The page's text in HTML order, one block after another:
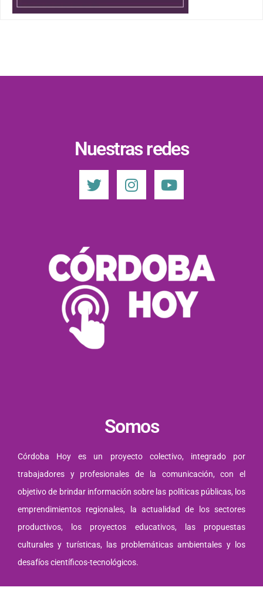
Nuestras redes
Somos
Córdoba Hoy es un proyecto colectivo, integrado por
trabajadores y profesionales de la comunicación, con el
objetivo de brindar información sobre las políticas públicas, los
emprendimientos regionales, la actualidad de los sectores
productivos, los proyectos educativos, las propuestas
culturales y turísticas, las problemáticas ambientales y los
desafíos científicos-tecnológicos.